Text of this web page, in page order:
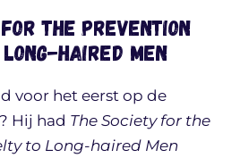
for the Prevention
haired Men
voor het eerst op de
Hij had The Society for the
to Long-haired Men